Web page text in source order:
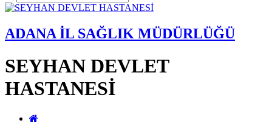
ADANA İL SAĞLIK MÜDÜRLÜĞÜ
SEYHAN DEVLET
HASTANESİ